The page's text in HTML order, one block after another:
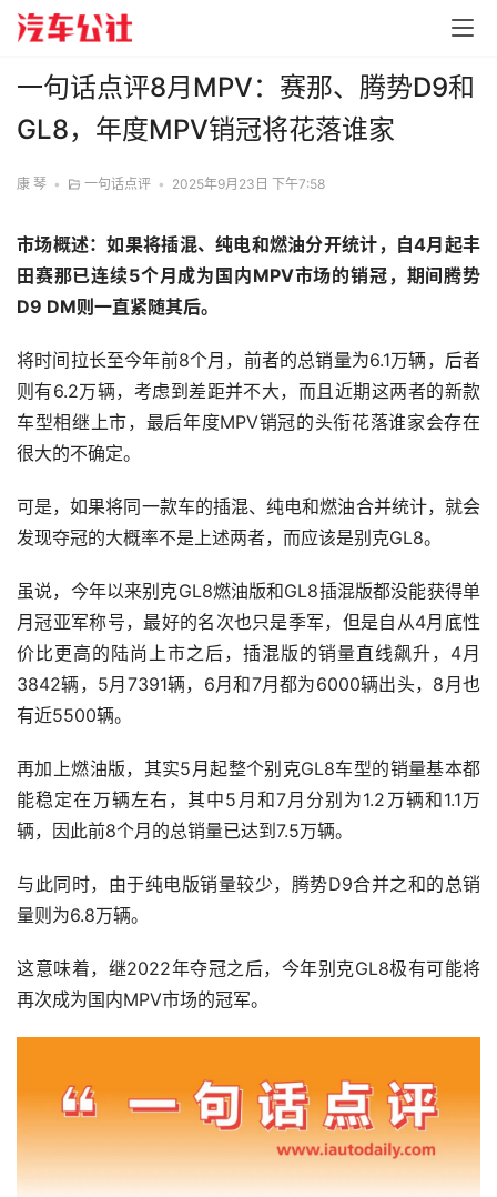
一句话点评8月MPV：赛那、腾势D9和
GL8，年度MPV销冠将花落谁家
康 琴 • 一句话点评 • 2025年9月23日 下午7:58
市场概述：如果将插混、纯电和燃油分开统计，自4月起丰
田赛那已连续5个月成为国内MPV市场的销冠，期间腾势
D9 DM则一直紧随其后。
将时间拉长至今年前8个月，前者的总销量为6.1万辆，后者
则有6.2万辆，考虑到差距并不大，而且近期这两者的新款
车型相继上市，最后年度MPV销冠的头衔花落谁家会存在
很大的不确定。
可是，如果将同一款车的插混、纯电和燃油合并统计，就会
发现夺冠的大概率不是上述两者，而应该是别克GL8。
虽说，今年以来别克GL8燃油版和GL8插混版都没能获得单
月冠亚军称号，最好的名次也只是季军，但是自从4月底性
价比更高的陆尚上市之后，插混版的销量直线飙升，4月
3842辆，5月7391辆，6月和7月都为6000辆出头，8月也
有近5500辆。
再加上燃油版，其实5月起整个别克GL8车型的销量基本都
能稳定在万辆左右，其中5月和7月分别为1.2万辆和1.1万
辆，因此前8个月的总销量已达到7.5万辆。
与此同时，由于纯电版销量较少，腾势D9合并之和的总销
量则为6.8万辆。
这意味着，继2022年夺冠之后，今年别克GL8极有可能将
再次成为国内MPV市场的冠军。